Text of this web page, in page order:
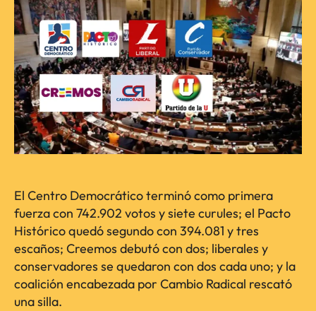
El Centro Democrático terminó como primera
fuerza con 742.902 votos y siete curules; el Pacto
Histórico quedó segundo con 394.081 y tres
escaños; Creemos debutó con dos; liberales y
conservadores se quedaron con dos cada uno; y la
coalición encabezada por Cambio Radical rescató
una silla.